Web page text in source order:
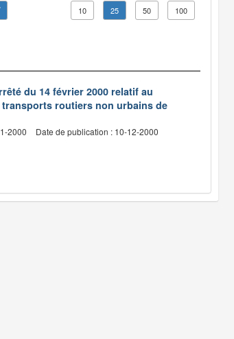
10 25 50 100
du 14 février 2000 relatif au
routiers non urbains de
2000 Date de publication : 10-12-2000